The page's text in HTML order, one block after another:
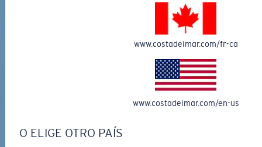
Découvrez des lunettes conçues pour chaque aventure
www.costadelmar.com/fr-ca
www.costadelmar.com/en-us
O ELIGE OTRO PAÍS